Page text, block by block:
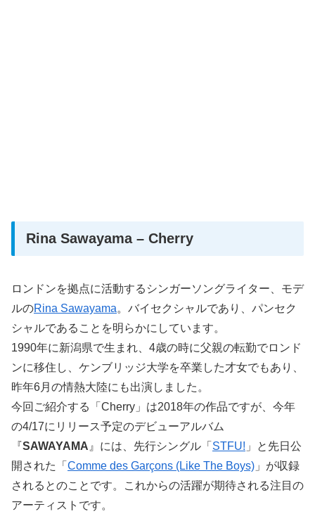
Rina Sawayama – Cherry
ロンドンを拠点に活動するシンガーソングライター、モデ
ルのRina Sawayama。バイセクシャルであり、パンセク
シャルであることを明らかにしています。
1990年に新潟県で生まれ、4歳の時に父親の転勤でロンド
ンに移住し、ケンブリッジ大学を卒業した才女でもあり、
昨年6月の情熱大陸にも出演しました。
今回ご紹介する「Cherry」は2018年の作品ですが、今年
の4/17にリリース予定のデビューアルバム
『SAWAYAMA 』には、先行シングル「 STFU! 」と先日公
開された「 Comme des Garçons (Like The Boys) 」が収録
されるとのことです。これからの活躍が期待される注目の
アーティストです。